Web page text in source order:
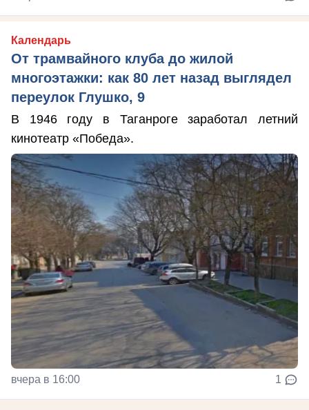
Календарь
От трамвайного клуба до жилой
многоэтажки: как 80 лет назад выглядел
переулок Глушко, 9
В 1946 году в Таганроге заработал летний
кинотеатр «Победа».
вчера в 16:00 1